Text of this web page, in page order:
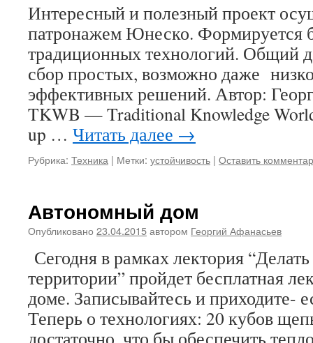
Интересный и полезный проект
патронажем Юнеско. Формируется
традиционных технологий. Общий
сбор простых, возможно даже
эффективных решений. Автор:
TKWB — Traditional Knowledge
up … Читать далее →
Рубрика: Техника | Метки: устойчивость | Оставить
Автономный дом
Опубликовано 23.04.2015автором Георгий Афанасьев
Сегодня в рамках лектория
территории” пройдет бесплатная
доме. Записывайтесь и приходите-
Теперь о технологиях: 20 кубов
достаточно, что бы обеспечить